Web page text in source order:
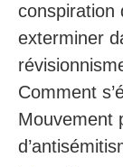
conspiration
exterminer
Comment
Mouvement